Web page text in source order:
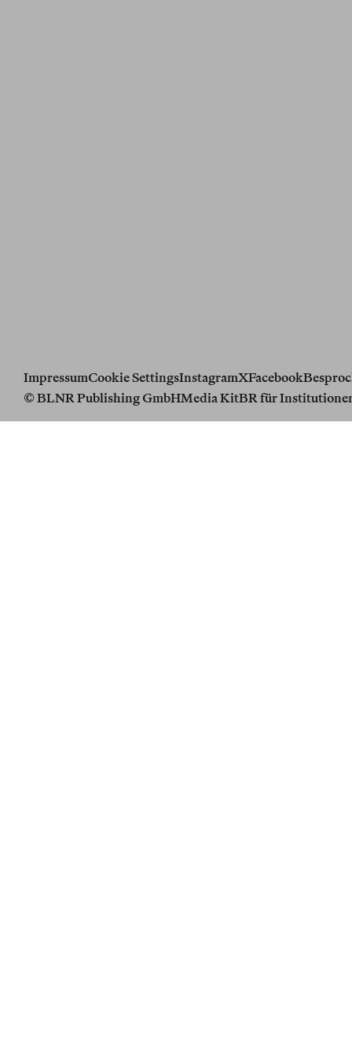
ImpressumCookie SettingsInstagramXFacebook
© BLNR Publishing GmbHMedia KitBR für